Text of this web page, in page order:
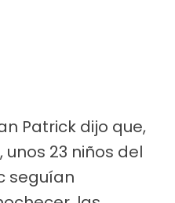
Patrick dijo que,
23 niños del
seguían